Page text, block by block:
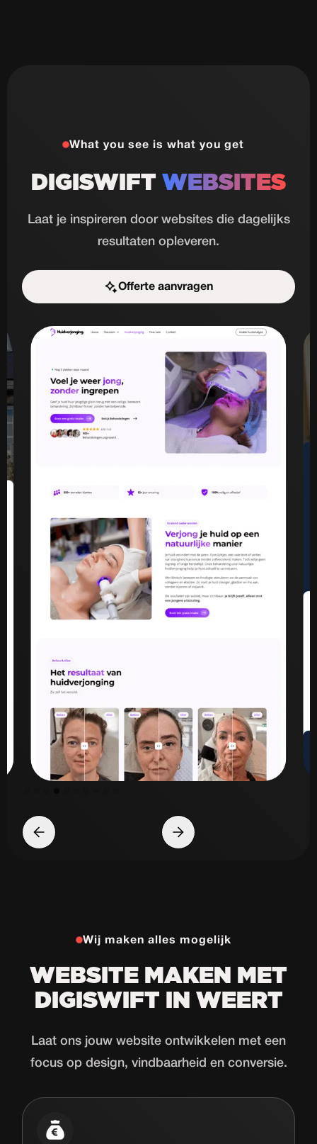
What you see is what you get
DIGISWIFT WEBSITES
Laat je inspireren door websites die dagelijks
resultaten opleveren.
Offerte aanvragen
Start de uitdaging
Wij maken alles mogelijk
WEBSITE MAKEN MET
DIGISWIFT IN WEERT
Laat ons jouw website ontwikkelen met een
focus op design, vindbaarheid en conversie.